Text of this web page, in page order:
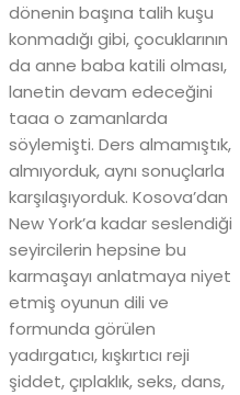
dönenin başına talih kuşu
konmadığı gibi, çocuklarının
da anne baba katili olması,
lanetin devam edeceğini
taaa o zamanlarda
söylemişti. Ders almamıştık,
almıyorduk, aynı sonuçlarla
karşılaşıyorduk. Kosova’dan
New York’a kadar seslendiği
seyircilerin hepsine bu
karmaşayı anlatmaya niyet
etmiş oyunun dili ve
formunda görülen
yadırgatıcı, kışkırtıcı reji
şiddet, çıplaklık, seks, dans,